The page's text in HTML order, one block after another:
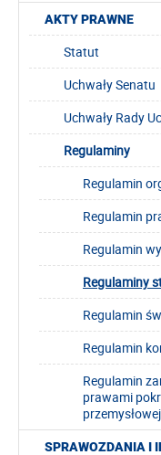
AKTY PRAWNE
Statut
Uchwały Senatu
Uchwały Rady
Regulaminy
Regulamin
Regulamin
Regulamin
Regulaminy
Regulamin
Regulamin
Regulamin
prawami
SPRAWOZDANIA I